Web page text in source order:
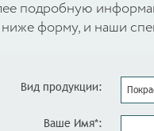
подробную
форму, и наши
Вид продукции:
Ваше Имя*: